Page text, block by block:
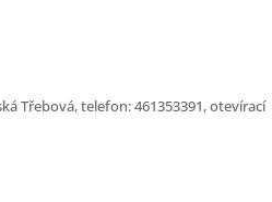
Třebová, telefon: 461353391, otevírací